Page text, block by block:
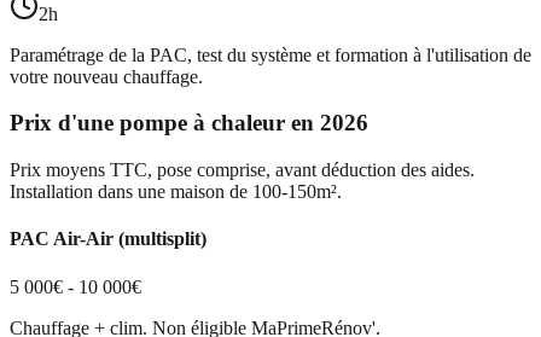
2h
Paramétrage de la PAC, test du système et formation à l'utilisation de
votre nouveau chauffage.
Prix d'une pompe à chaleur en 2026
Prix moyens TTC, pose comprise, avant déduction des aides.
Installation dans une maison de 100-150m².
PAC Air-Air (multisplit)
5 000€ - 10 000€
Chauffage + clim. Non éligible MaPrimeRénov'.